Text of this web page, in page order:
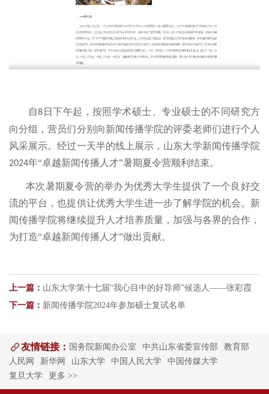
自8 日下午起，按照学术硕士、专业硕士的不同研究方
向分组，营员们分别向新闻传播学院的评委老师们进行个人
风采展示。经过一天半的线上展示，山东大学新闻传播学院
2024年“卓越新闻传播人才”暑期夏令营顺利结束。
本次暑期夏令营的举办为优秀大学生提供了一个良好交
流的平台，也提供让优秀大学生进一步了解学院的机会。新
闻传播学院将继续提升人才培养质量，加强与各界的合作，
为打造“卓越新闻传播人才”做出贡献。
上一篇： 山东大学第十七届“我心目中的好导师”候选人——张彩霞
下一篇： 新闻传播学院2024年参加硕士复试名单
友情链接： 国务院新闻办公室 中共山东省委宣传部
教育部
人民网
新华网 山东大学 中国人民大学
中国传媒大学
复旦大学
更多 >>